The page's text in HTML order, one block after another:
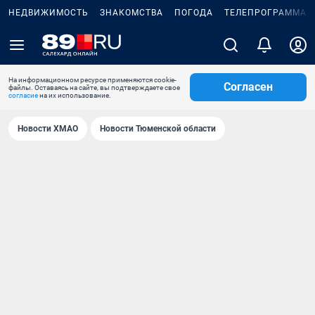
НЕДВИЖИМОСТЬ ЗНАКОМСТВА ПОГОДА ТЕЛЕПРОГРАММА
На информационном ресурсе применяются cookie-
файлы. Оставаясь на сайте, вы подтверждаете свое
согласиена их использование.
Согласен
Новости ХМАО Новости Тюменской области